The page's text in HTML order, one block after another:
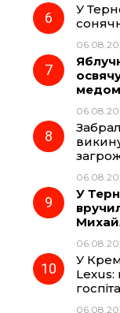
У
медом
У
У
Lexus: